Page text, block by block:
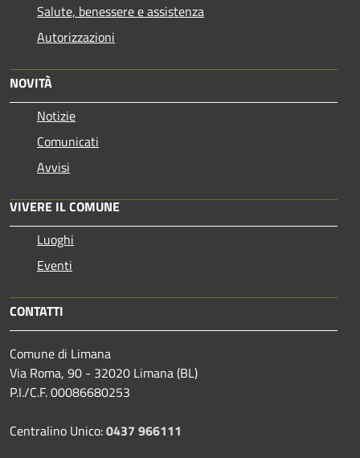
Salute, benessere e assistenza
Autorizzazioni
NOVITÀ
Notizie
Comunicati
Avvisi
VIVERE IL COMUNE
Luoghi
Eventi
CONTATTI
Comune di Limana
Via Roma, 90 - 32020 Limana (BL)
P.I./C.F. 00086680253
Centralino Unico:0437 966111